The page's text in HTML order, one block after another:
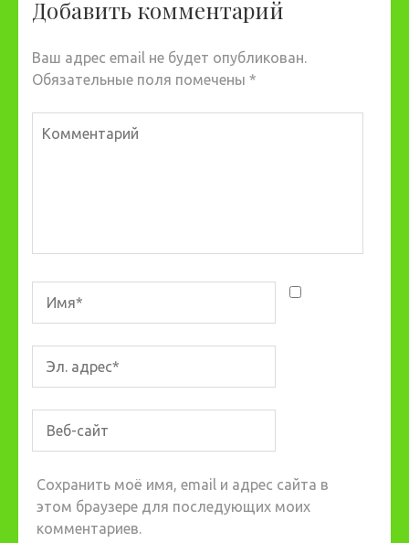
Добавить комментарий
Ваш адрес email не будет опубликован.
Обязательные поля помечены *
Сохранить моё имя, email и адрес сайта в
этом браузере для последующих моих
комментариев.